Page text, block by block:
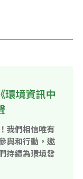
環境資訊中
我們相信唯有
與和行動，邀
持續為環境發